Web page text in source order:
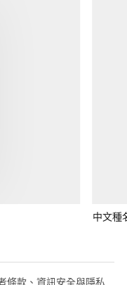
中文種
條款、資訊安全與隱私